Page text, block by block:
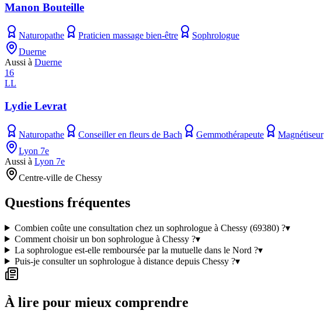
Manon Bouteille
Naturopathe Praticien massage bien-être
Sophrologue
Duerne
Aussi à Duerne
16
LL
Lydie Levrat
Naturopathe Conseiller en fleurs de Bach Gemmothérapeute Magnétiseur
Lyon 7e
Aussi à Lyon 7e
Centre-ville de Chessy
Questions fréquentes
Combien coûte une consultation chez un sophrologue à Chessy (69380) ?▾
Comment choisir un bon sophrologue à Chessy ?▾
La sophrologue est-elle remboursée par la mutuelle dans le Nord ?▾
Puis-je consulter un sophrologue à distance depuis Chessy ?▾
À lire pour mieux comprendre